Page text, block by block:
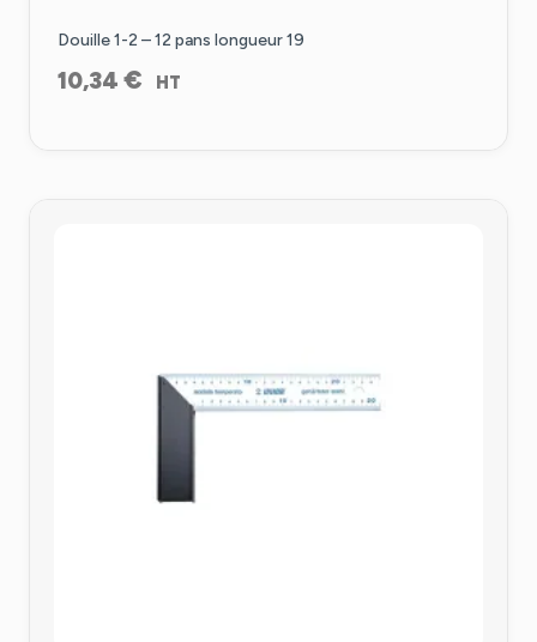
Douille 1-2 – 12 pans longueur 19
10,34 € HT